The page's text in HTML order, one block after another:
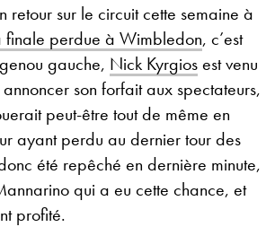
retour sur le circuit cette semaine à
finale perdue à Wimbledon, c’est
gauche, Nick Kyrgiosest venu
son forfait aux spectateurs,
peut-être tout de même en
ayant perdu au dernier tour des
été repêché en dernière minute,
qui a eu cette chance, et
profité.